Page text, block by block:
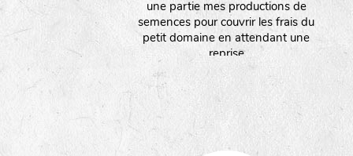
une partie mes productions de
semences pour couvrir les frais du
petit domaine en attendant une
reprise
(http://francois.germani.free.fr/). Je
me consacre désormais à des
activités de traduction et publication
de l'oeuvre en tri-articulation sociale
de .Steiner
(http://www.triarticulation.fr/)